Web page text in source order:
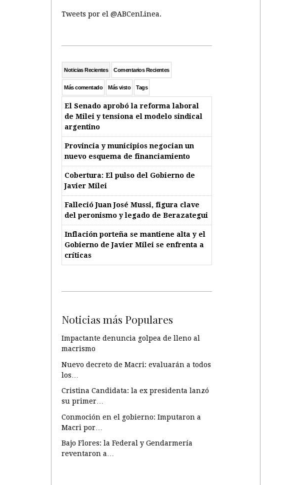
Tweets por el @ABCenLinea.
Noticias Recientes Comentarios Recientes
Más comentado Más visto Tags
El Senado aprobó la reforma laboral
de Milei y tensiona el modelo sindical
argentino
Provincia y municipios negocian un
nuevo esquema de financiamiento
Cobertura: El pulso del Gobierno de
Javier Milei
Falleció Juan José Mussi, figura clave
del peronismo y legado de Berazategui
Inflación porteña se mantiene alta y el
Gobierno de Javier Milei se enfrenta a
críticas
Noticias más Populares
Impactante denuncia golpea de lleno al
macrismo
Nuevo decreto de Macri: evaluarán a todos
los…
Cristina Candidata: la ex presidenta lanzó
su primer…
Conmoción en el gobierno: Imputaron a
Macri por…
Bajo Flores: la Federal y Gendarmería
reventaron a…